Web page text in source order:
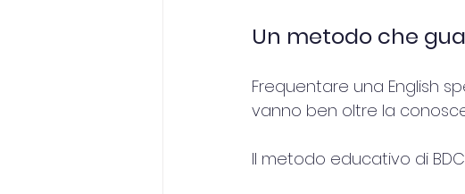
Un metodo che
Frequentare una English
vanno ben oltre la
Il metodo educativo di